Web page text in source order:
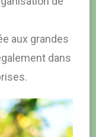
aux grandes
dans